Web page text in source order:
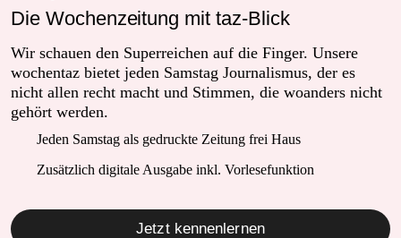
Die Wochenzeitung mit taz-Blick
Wir schauen den Superreichen auf die Finger. Unsere
wochentaz bietet jeden Samstag Journalismus, der es
nicht allen recht macht und Stimmen, die woanders nicht
gehört werden.
Jeden Samstag als gedruckte Zeitung frei Haus
Zusätzlich digitale Ausgabe inkl. Vorlesefunktion
Jetzt kennenlernen